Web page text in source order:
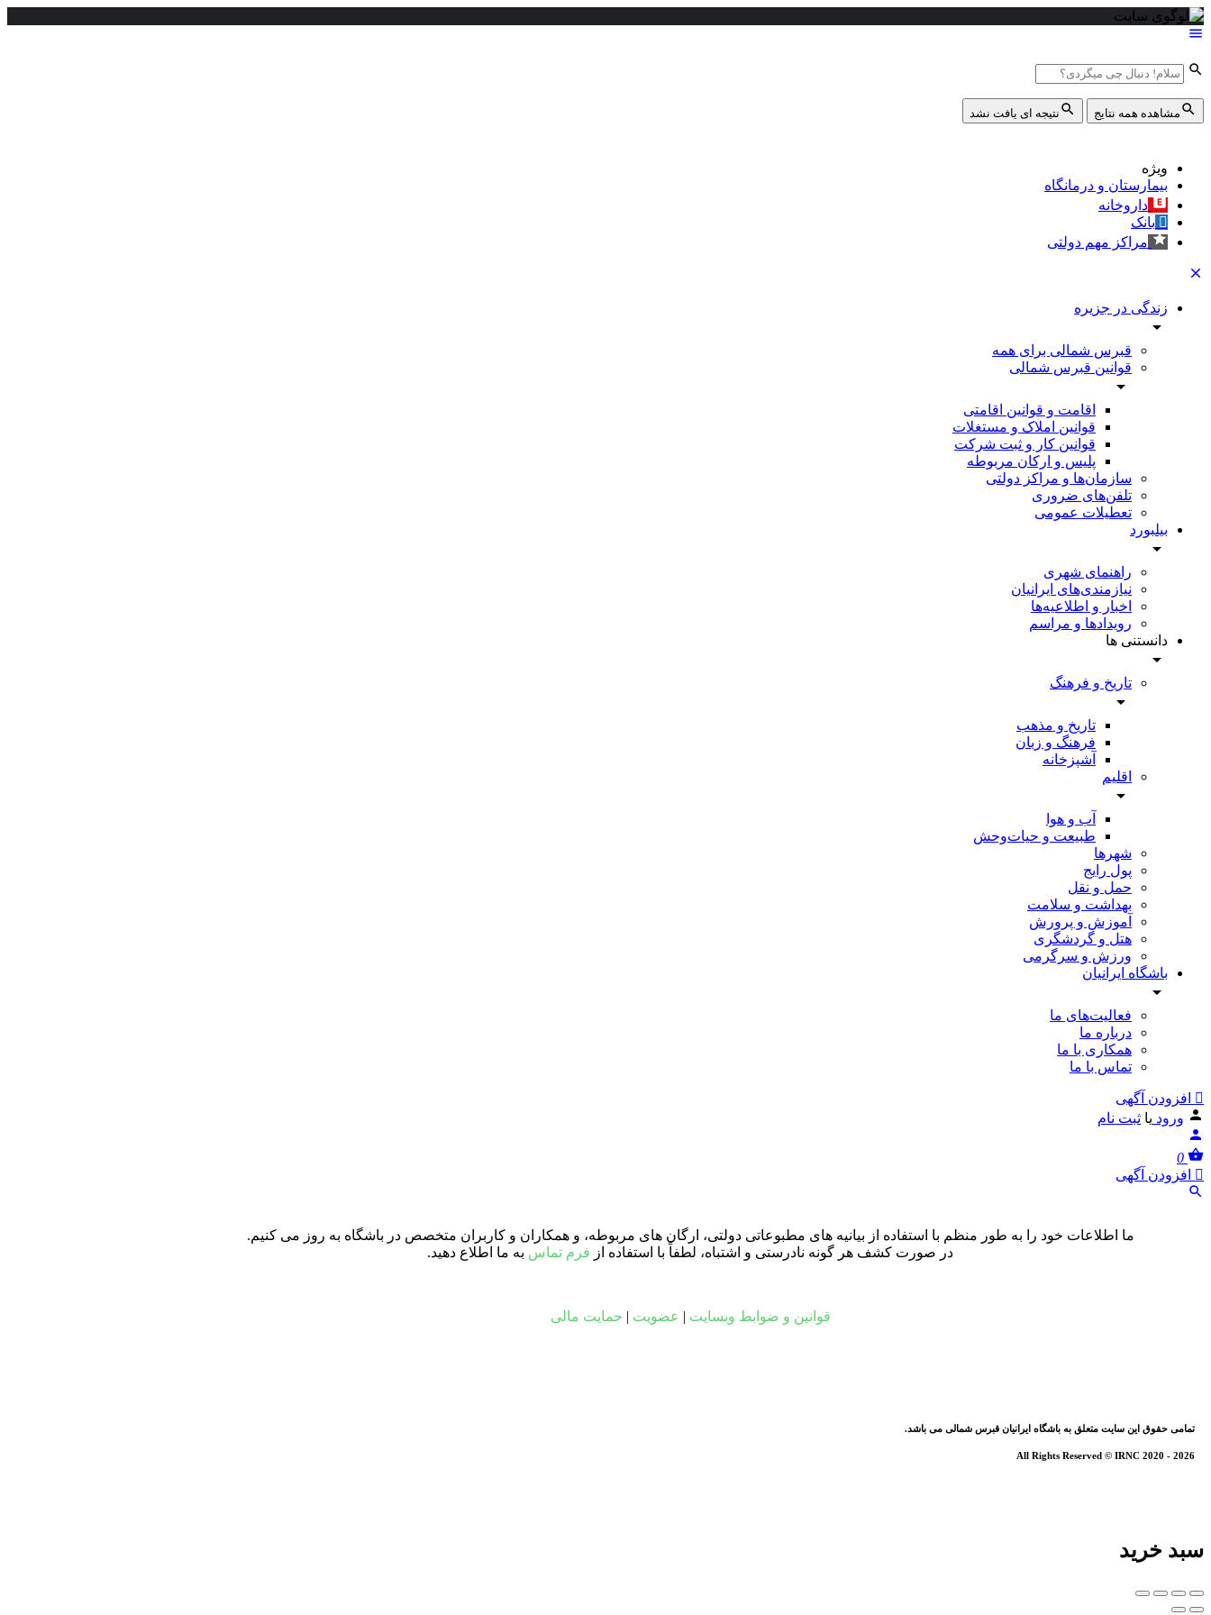
مشاهده همه نتایج نتیجه ای یافت نشد
ویژه
بیمارستان و درمانگاه
داروخانه
بانک
مراکز مهم دولتی
زندگی در جزیره
قبرس شمالی برای همه
قوانین قبرس شمالی
اقامت و قوانین اقامتی
قوانین املاک و مستغلات
قوانین کار و ثبت شرکت
پلیس و ارکان مربوطه
سازمان‌ها و مراکز دولتی
تلفن‌های ضروری
تعطیلات عمومی
بیلبورد
راهنمای شهری
نیازمندی‌های ایرانیان
اخبار و اطلاعیه‌ها
رویداد‌ها و مراسم
دانستنی ها
تاریخ و فرهنگ
تاریخ و مذهب
فرهنگ و زبان
آشپزخانه
اقلیم
آب و هوا
طبیعت و حیات‌وحش
شهرها
پول رایج
حمل و نقل
بهداشت و سلامت
آموزش و پرورش
هتل و گردشگری
ورزش و سرگرمی
باشگاه ایرانیان
فعالیت‌های ما
درباره ما
همکاری با ما
تماس با ما
افزودن آگهی
ورود یا ثبت نام
0
افزودن آگهی
ما اطلاعات خود را به طور منظم با استفاده از بیانیه های مطبوعاتی دولتی، ارگان های مربوطه، و همکاران و کاربران متخصص در باشگاه به روز می کنیم.
در صورت کشف هر گونه نادرستی و اشتباه، لطفاً با استفاده از فرم تماس به ما اطلاع دهید.
قوانین و ضوابط وبسایت | عضویت | حمایت مالی
تمامی حقوق این سایت متعلق به باشگاه ایرانیان قبرس شمالی می باشد.
All Rights Reserved © IRNC 2020 - 2026
سبد خرید